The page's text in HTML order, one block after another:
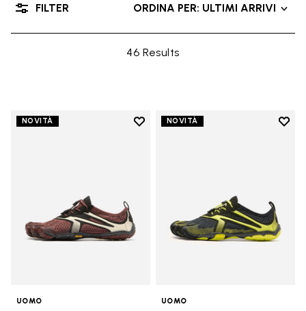
46 Results
ORDINA PER: ULTIMI ARRIVI
FILTER
NOVITÀ
Add to wishlist
UOMO
NOVITÀ
Add
UOMO